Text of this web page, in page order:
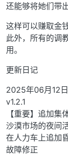
还能够将她们带
这样可以赚取金
此外，所有的调
用。
更新日记
2025年06月12
v1.2.1
【重要】追加集
沙漠市场的夜间
在人力车上追加
故障修正